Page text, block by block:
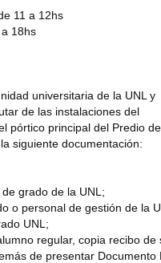
11 a 12hs
18hs
universitaria de la UNL y
de las instalaciones del
pórtico principal del Predio
siguiente documentación:
grado de la UNL;
o personal de gestión de la
UNL;
regular, copia recibo
de presentar Documento